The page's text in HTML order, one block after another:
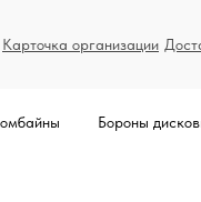
Карточка организации
Бороны